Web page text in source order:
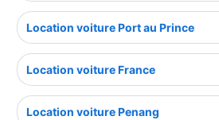
Location voiture Port au Prince
Location voiture France
Location voiture Penang